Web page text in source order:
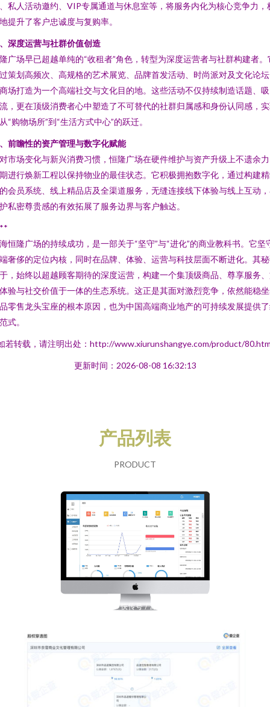
私人活动邀约、VIP专属通道与休息室等，将服务内化为核心竞争力，
提升了客户忠诚度与复购率。
深度运营与社群价值创造
广场早已超越单纯的“收租者”角色，转型为深度运营者与社群构建者。
策划高频次、高规格的艺术展览、品牌首发活动、时尚派对及文化论
场打造为一个高端社交与文化目的地。这些活动不仅持续制造话题、
，更在顶级消费者心中塑造了不可替代的社群归属感和身份认同感，
“购物场所”到“生活方式中心”的跃迁。
前瞻性的资产管理与数字化赋能
市场变化与新兴消费习惯，恒隆广场在硬件维护与资产升级上不遗余
进行焕新工程以保持物业的最佳状态。它积极拥抱数字化，通过构建
会员系统、线上精品店及全渠道服务，无缝连接线下体验与线上互动
私密尊贵感的有效拓展了服务边界与客户触达。
恒隆广场的持续成功，是一部关于“坚守”与“进化”的商业教科书。它坚
奢侈的定位内核，同时在品牌、体验、运营与科技层面不断进化。其
，始终以超越顾客期待的深度运营，构建一个集顶级商品、尊享服务
验与社交价值于一体的生态系统。这正是其面对激烈竞争，依然能稳
零售龙头宝座的根本原因，也为中国高端商业地产的可持续发展提供
式。
若转载，请注明出处：http://www.xiurunshangye.com/product/
更新时间：2026-08-08 16:32:13
产品列表
PRODUCT